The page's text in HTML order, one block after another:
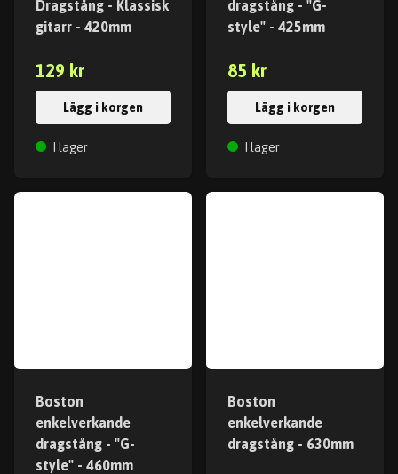
Dragstång - Klassisk
gitarr - 420mm
129 kr
Lägg i korgen
I lager
dragstång - "G-
style" - 425mm
85 kr
Lägg i korgen
I lager
Boston
enkelverkande
dragstång - "G-
style" - 460mm
Boston
enkelverkande
dragstång - 630mm